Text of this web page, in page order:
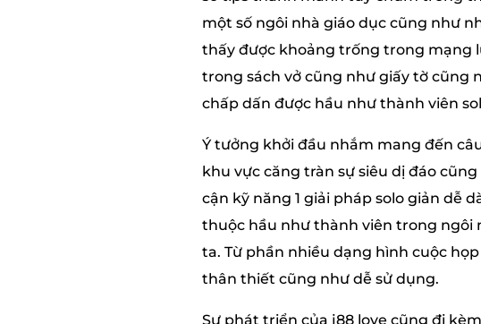
một số ngôi nhà giáo dục cũng như
thấy được khoảng trống trong mạng
trong sách vở cũng như giấy tờ cũng
chấp dấn được hầu như thành viên
Ý tưởng khởi đầu nhắm mang đến
khu vực căng tràn sự siêu dị đáo
cận kỹ năng 1 giải pháp solo giản dễ
thuộc hầu như thành viên trong ngôi
ta. Từ phần nhiều dạng hình cuộc
thân thiết cũng như dễ sử dụng.
Sự phát triển của j88 love cũng đi